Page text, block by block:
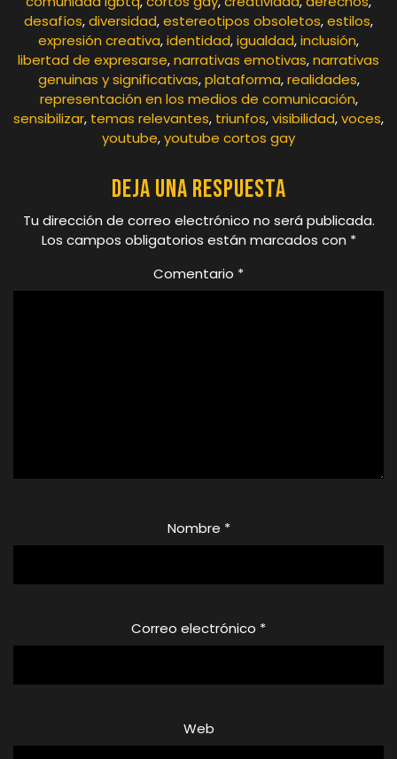
desafíos,diversidad,estereotipos obsoletos,estilos,
expresión creativa,identidad,igualdad,inclusión,
libertad de expresarse,narrativas emotivas,narrativas
genuinas y significativas,plataforma,realidades,
representación en los medios de comunicación,
sensibilizar, temas relevantes, triunfos,visibilidad,voces,
youtube,youtube cortos gay
Deja una respuesta
Tu dirección de correo electrónico no será publicada.
Los campos obligatorios están marcados con *
Comentario *
Nombre *
Correo electrónico *
Web